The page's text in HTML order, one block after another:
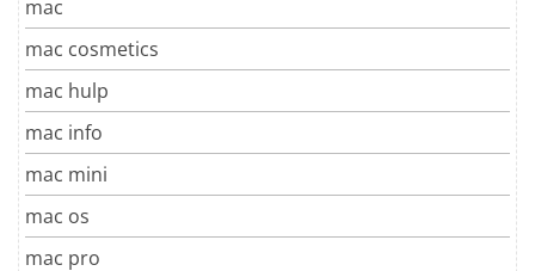
mac
mac cosmetics
mac hulp
mac info
mac mini
mac os
mac pro